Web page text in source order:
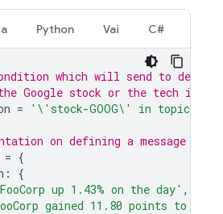
Python Vai C#
which will send to devices
Google stock or the tech
= '\'stock-GOOG\' in topics
on defining a message
= {
:
{
up 1.43% on the day' ,
gained 11.80 points to